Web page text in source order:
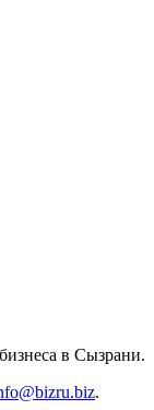
в Сызрани.
.